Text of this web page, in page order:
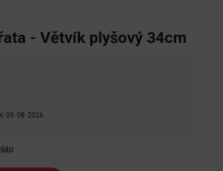
- Větvík plyšový 34cm
09. 08. 2026